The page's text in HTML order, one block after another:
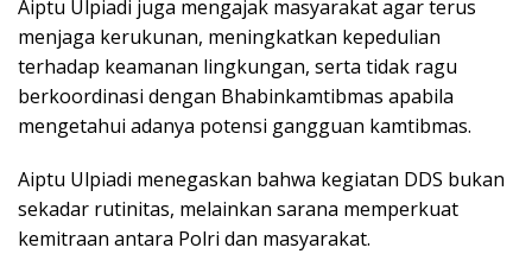
Aiptu Ulpiadi juga mengajak masyarakat agar terus
menjaga kerukunan, meningkatkan kepedulian
terhadap keamanan lingkungan, serta tidak ragu
berkoordinasi dengan Bhabinkamtibmas apabila
mengetahui adanya potensi gangguan kamtibmas.
Aiptu Ulpiadi menegaskan bahwa kegiatan DDS bukan
sekadar rutinitas, melainkan sarana memperkuat
kemitraan antara Polri dan masyarakat.